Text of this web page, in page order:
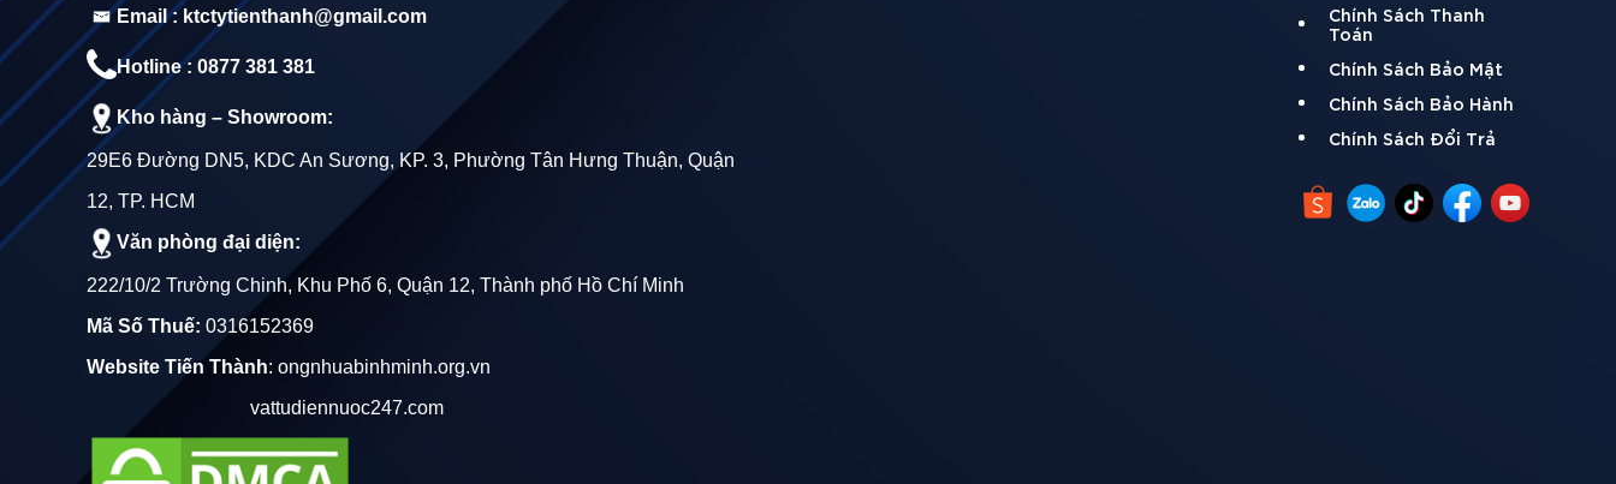
ỐNG NHỰA PVC 114 QUỐC TRUNG
ỐNG NHỰA PVC 130 QUỐC TRUNG
ỐNG NHỰA PVC 140 QUỐC TRUNG
ỐNG NHỰA PVC 150 QUỐC TRUNG
ỐNG NHỰA PVC 168 QUỐC TRUNG
ỐNG NHỰA PVC 200 QUỐC TRUNG
ỐNG NHỰA PVC 220 QUỐC TRUNG
ỐNG NHỰA PVC 250 QUỐC TRUNG
Email : ktctytienthanh@gmail.com
Hotline : 0877 381 381
Kho hàng – Showroom:
29E6 Đường DN5, KDC An Sương, KP. 3, Phường Tân Hưng Thuận, Quận
12, TP. HCM
Văn phòng đại diện:
222/10/2 Trường Chinh, Khu Phố 6, Quận 12, Thành phố Hồ Chí Minh
Mã Số Thuế: 0316152369
Website Tiến Thành: ongnhuabinhminh.org.vn
vattudiennuoc247.com
Chính Sách Thanh
Toán
Chính Sách Bảo Mật
Chính Sách Bảo Hành
Chính Sách Đổi Trả